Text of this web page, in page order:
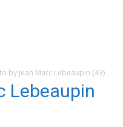
by Jean Marc Lebeaupin (43)
Lebeaupin